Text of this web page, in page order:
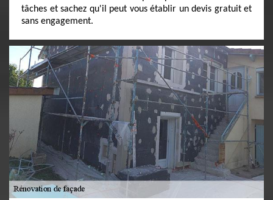
tâches et sachez qu'il peut vous établir un devis gratuit et
sans engagement.